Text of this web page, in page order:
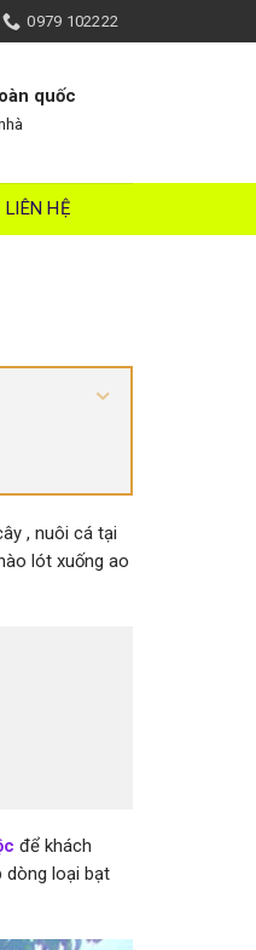
0979 102222
quốc
LIÊN HỆ
, nuôi cá tại
lót xuống ao
để khách
dòng loại bạt